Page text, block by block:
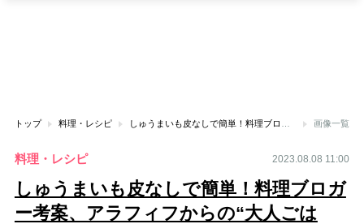
トップ 料理・レシピ 画像一覧
料理・レシピ 2023.08.08 11:00
しゅうまいも皮なしで簡単！料理ブロガ
ー考案、アラフィフからの“大人ごは